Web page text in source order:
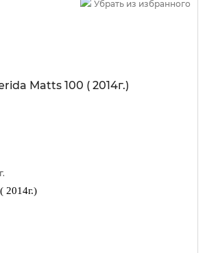
Убрать из избранного
г.
2014г.)